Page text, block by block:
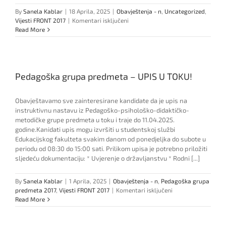
By Sanela Kablar | 18 Aprila, 2025 | Obavještenja - n, Uncategorized,
Vijesti FRONT 2017 | Komentari isključeni
o
Read More
Pedagoška grupa predmeta – UPIS U TOKU!
Obavještavamo sve zainteresirane kandidate da je upis na
instruktivnu nastavu iz Pedagoško-psihološko-didaktičko-
metodičke grupe predmeta u toku i traje do 11.04.2025.
godine.Kanidati upis mogu izvršiti u studentskoj službi
Edukacijskog fakulteta svakim danom od ponedjeljka do subote u
periodu od 08:30 do 15:00 sati. Prilikom upisa je potrebno priložiti
sljedeću dokumentaciju: * Uvjerenje o državljanstvu * Rodni [...]
By Sanela Kablar | 1 Aprila, 2025 | Obavještenja - n, Pedagoška grupa
predmeta 2017, Vijesti FRONT 2017 | Komentari isključeni
grupa
Read More